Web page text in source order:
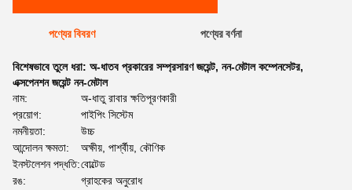
পণ্যের বিবরণ পণ্যের বর্ণনা
বিশেষভাবে তুলে ধরা: অ-ধাতব প্রকারের সম্প্রসারণ জয়েন্ট, নন-মেটাল কম্পেনসেটর,
এক্সপেনশন জয়েন্ট নন-মেটাল
নাম:
অ-ধাতু রাবার ক্ষতিপূরণকারী
প্রয়োগ:
পাইপিং সিস্টেম
নমনীয়তা:
উচ্চ
আন্দোলন ক্ষমতা:
অক্ষীয়, পার্শ্বীয়, কৌণিক
ইনস্টলেশন পদ্ধতি:বোল্টেড
রঙ:
গ্রাহকের অনুরোধ